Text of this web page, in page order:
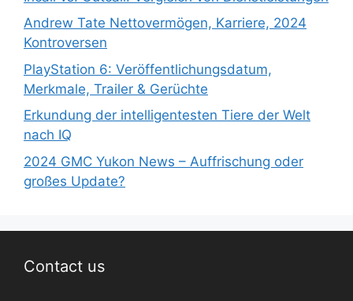
Andrew Tate Nettovermögen, Karriere, 2024
Kontroversen
PlayStation 6: Veröffentlichungsdatum,
Merkmale, Trailer & Gerüchte
Erkundung der intelligentesten Tiere der Welt
nach IQ
2024 GMC Yukon News – Auffrischung oder
großes Update?
Contact us